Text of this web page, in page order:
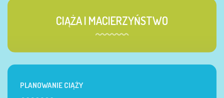
CIĄŻA I MACIERZYŃSTWO
PLANOWANIE CIĄŻY